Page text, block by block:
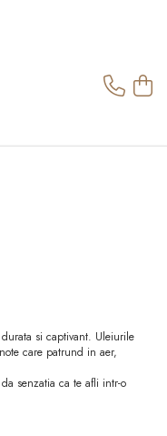
si captivant. Uleiurile
care patrund in aer,
senzatia ca te afli intr-o